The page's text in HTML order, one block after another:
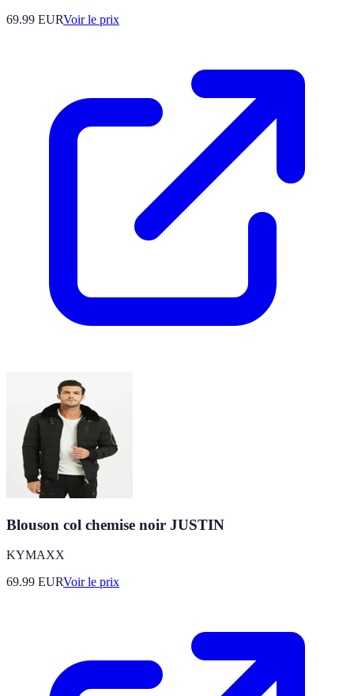
69.99 EURVoir le prix
Blouson col chemise noir JUSTIN
KYMAXX
69.99 EURVoir le prix